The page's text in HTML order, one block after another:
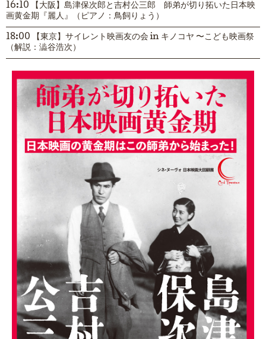
16:10 【大阪】島津保次郎と吉村公三郎 師弟が切り拓いた日本映
画黄金期『麗人』（ピアノ：鳥飼りょう）
18:00 【東京】サイレント映画友の会 in キノコヤ 〜こども映画祭
（解説：澁谷浩次）